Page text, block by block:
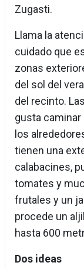
Zugasti.
Llama la
cuidado que
zonas
del sol del
del recinto.
gusta
los
tienen una
calabacines,
tomates y
frutales y un
procede un
hasta 600
Dos ideas